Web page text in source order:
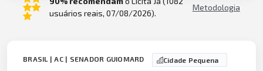
usuários reais, 07/08/2026).
Metodologia
BRASIL | AC | SENADOR GUIOMARD Cidade Pequena